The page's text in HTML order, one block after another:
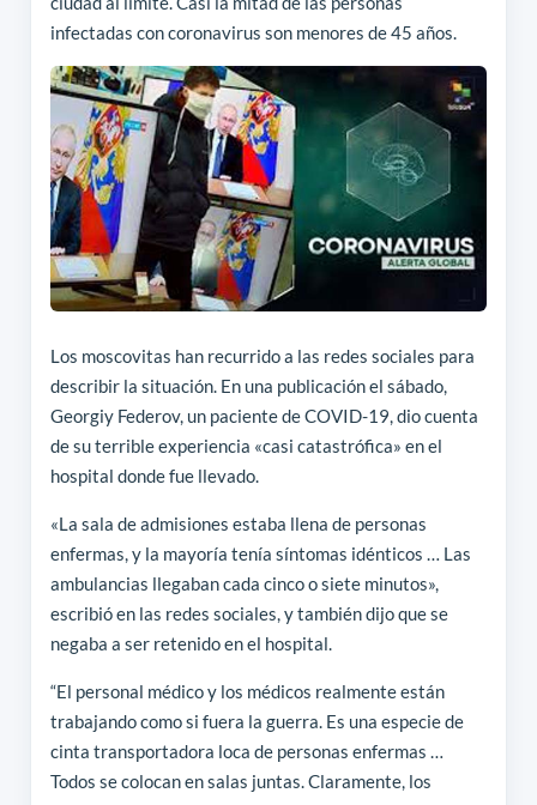
infectadas con coronavirus son menores de 45 años.
Los moscovitas han recurrido a las redes sociales para
describir la situación. En una publicación el sábado,
Georgiy Federov, un paciente de COVID-19, dio cuenta
de su terrible experiencia «casi catastrófica» en el
hospital donde fue llevado.
«La sala de admisiones estaba llena de personas
enfermas, y la mayoría tenía síntomas idénticos … Las
ambulancias llegaban cada cinco o siete minutos»,
escribió en las redes sociales, y también dijo que se
negaba a ser retenido en el hospital.
“El personal médico y los médicos realmente están
trabajando como si fuera la guerra. Es una especie de
cinta transportadora loca de personas enfermas …
Todos se colocan en salas juntas. Claramente, los